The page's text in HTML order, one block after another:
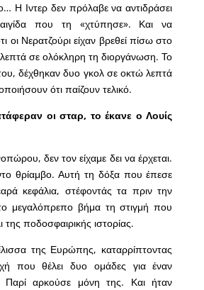
Η Ιντερ δεν πρόλαβε να αντιδράσει
που τη «χτύπησε». Και να
οι Νερατζούρι είχαν βρεθεί πίσω στο
σε ολόκληρη τη διοργάνωση. Το
δέχθηκαν δυο γκολ σε οκτώ λεπτά
ότι παίζουν τελικό.
οι σταρ, το έκανε ο Λουίς
δεν τον είχαμε δει να έρχεται.
θρίαμβο. Αυτή τη δόξα που έπεσε
κεφάλια, στέφοντάς τα πριν την
μεγαλόπρεπο βήμα τη στιγμή που
ποδοσφαιρικής ιστορίας.
της Ευρώπης, καταρρίπτοντας
που θέλει δυο ομάδες για έναν
Παρί αρκούσε μόνη της. Και ήταν